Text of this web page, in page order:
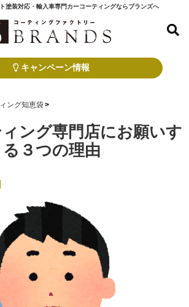
塗装対応・輸入車専門カーコーティングならブランズへ
キャンペーン情報
ング知恵袋
ング専門店にお願いす
る３つの理由